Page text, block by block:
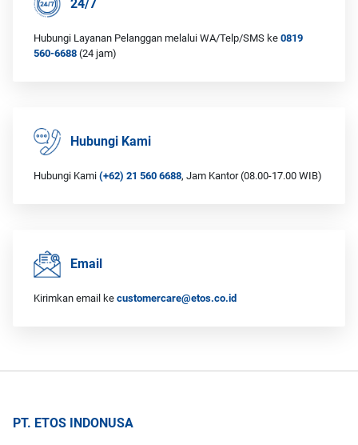
24/7
Hubungi Layanan Pelanggan melalui WA/Telp/SMS ke 0819
560-6688 (24 jam)
Hubungi Kami
Hubungi Kami (+62) 21 560 6688, Jam Kantor (08.00-17.00 WIB)
Email
Kirimkan email ke customercare@etos.co.id
PT. ETOS INDONUSA